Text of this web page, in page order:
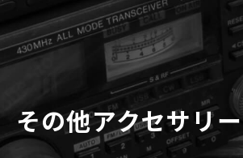
その他アクセサリー